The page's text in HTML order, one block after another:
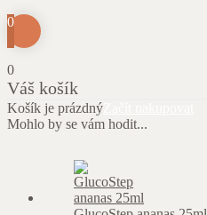
0
0
Váš košík
Košík je prázdný
Mohlo by se vám hodit...